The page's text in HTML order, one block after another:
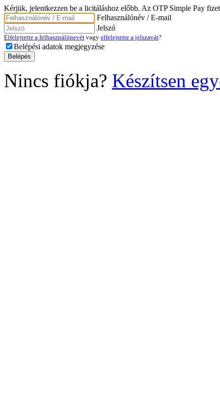
Kérjük, jelentkezzen be a licitáláshoz előbb. Az OTP Simple Pay
Felhasználónév / E-mail
Jelszó
Elfelejtette a felhasználónevét vagy elfelejtette a jelszavát?
Belépési adatok megjegyzése
Nincs fiókja? Készítsen